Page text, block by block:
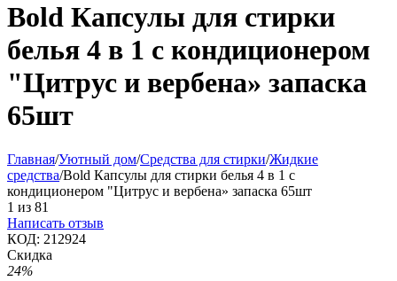
Bold Капсулы для стирки
белья 4 в 1 с кондиционером
"Цитрус и вербена» запаска
65шт
Главная/Уютный дом/Средства для стирки/Жидкие
средства/Bold Капсулы для стирки белья 4 в 1 с
кондиционером "Цитрус и вербена» запаска 65шт
1 из 81
Написать отзыв
КОД: 212924
Скидка
24%